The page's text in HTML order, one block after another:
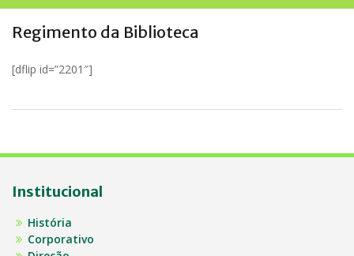
Regimento da Biblioteca
[dflip id=”2201″]
Institucional
História
Corporativo